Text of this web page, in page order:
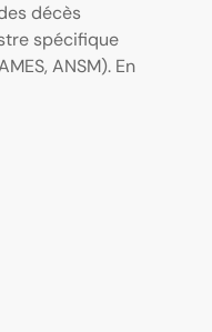
décès
spécifique
ANSM). En